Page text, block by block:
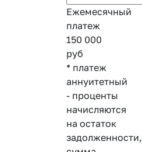
Ежемесячный
платеж
150 000
руб
* платеж
аннуитетный
- проценты
начисляются
на остаток
задолженности,